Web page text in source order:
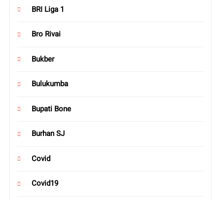
BRI Liga 1
Bro Rivai
Bukber
Bulukumba
Bupati Bone
Burhan SJ
Covid
Covid19